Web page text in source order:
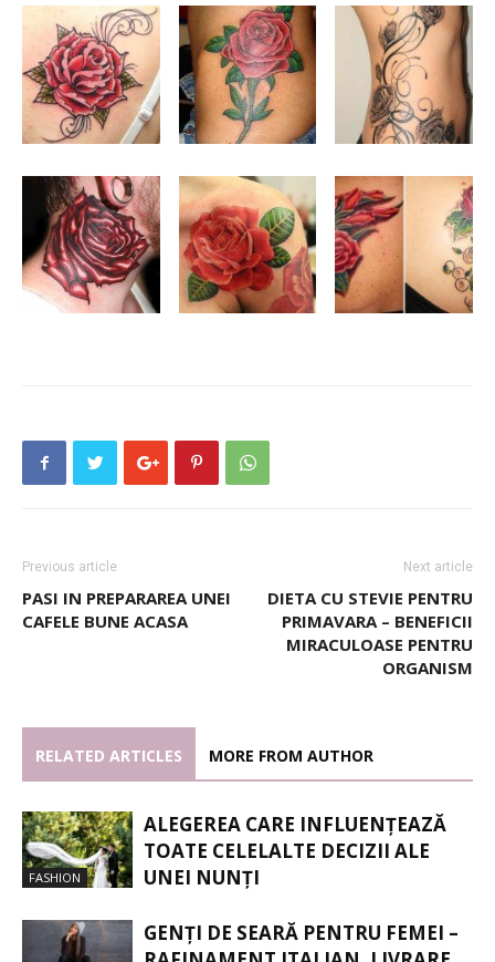
Previous article
PASI IN PREPARAREA UNEI
CAFELE BUNE ACASA
Next article
DIETA CU STEVIE PENTRU
PRIMAVARA – BENEFICII
MIRACULOASE PENTRU
ORGANISM
RELATED ARTICLES MORE FROM AUTHOR
FASHION
ALEGEREA CARE INFLUENȚEAZĂ
TOATE CELELALTE DECIZII ALE
UNEI NUNȚI
GENȚI DE SEARĂ PENTRU FEMEI –